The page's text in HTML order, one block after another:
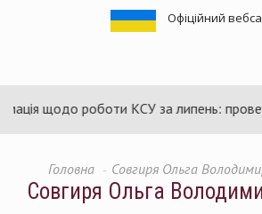
Офіційний
щодо роботи КСУ за липень:
Головна Совгиря Ольга
Совгиря Ольга